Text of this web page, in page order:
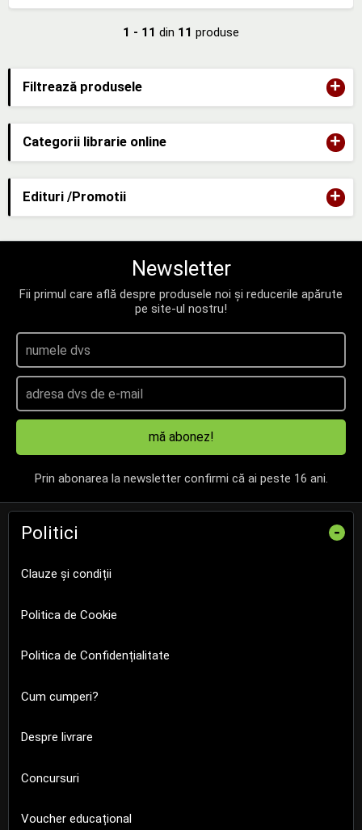
Filtrează produsele +
Categorii librarie online +
Edituri /Promotii +
1 - 11 din 11 produse
Newsletter
Fii primul care află despre produsele noi și reducerile apărute
pe site-ul nostru!
mă abonez!
Prin abonarea la newsletter confirmi că ai peste 16 ani.
Politici -
Clauze și condiții
Politica de Cookie
Politica de Confidențialitate
Cum cumperi?
Despre livrare
Concursuri
Voucher educațional